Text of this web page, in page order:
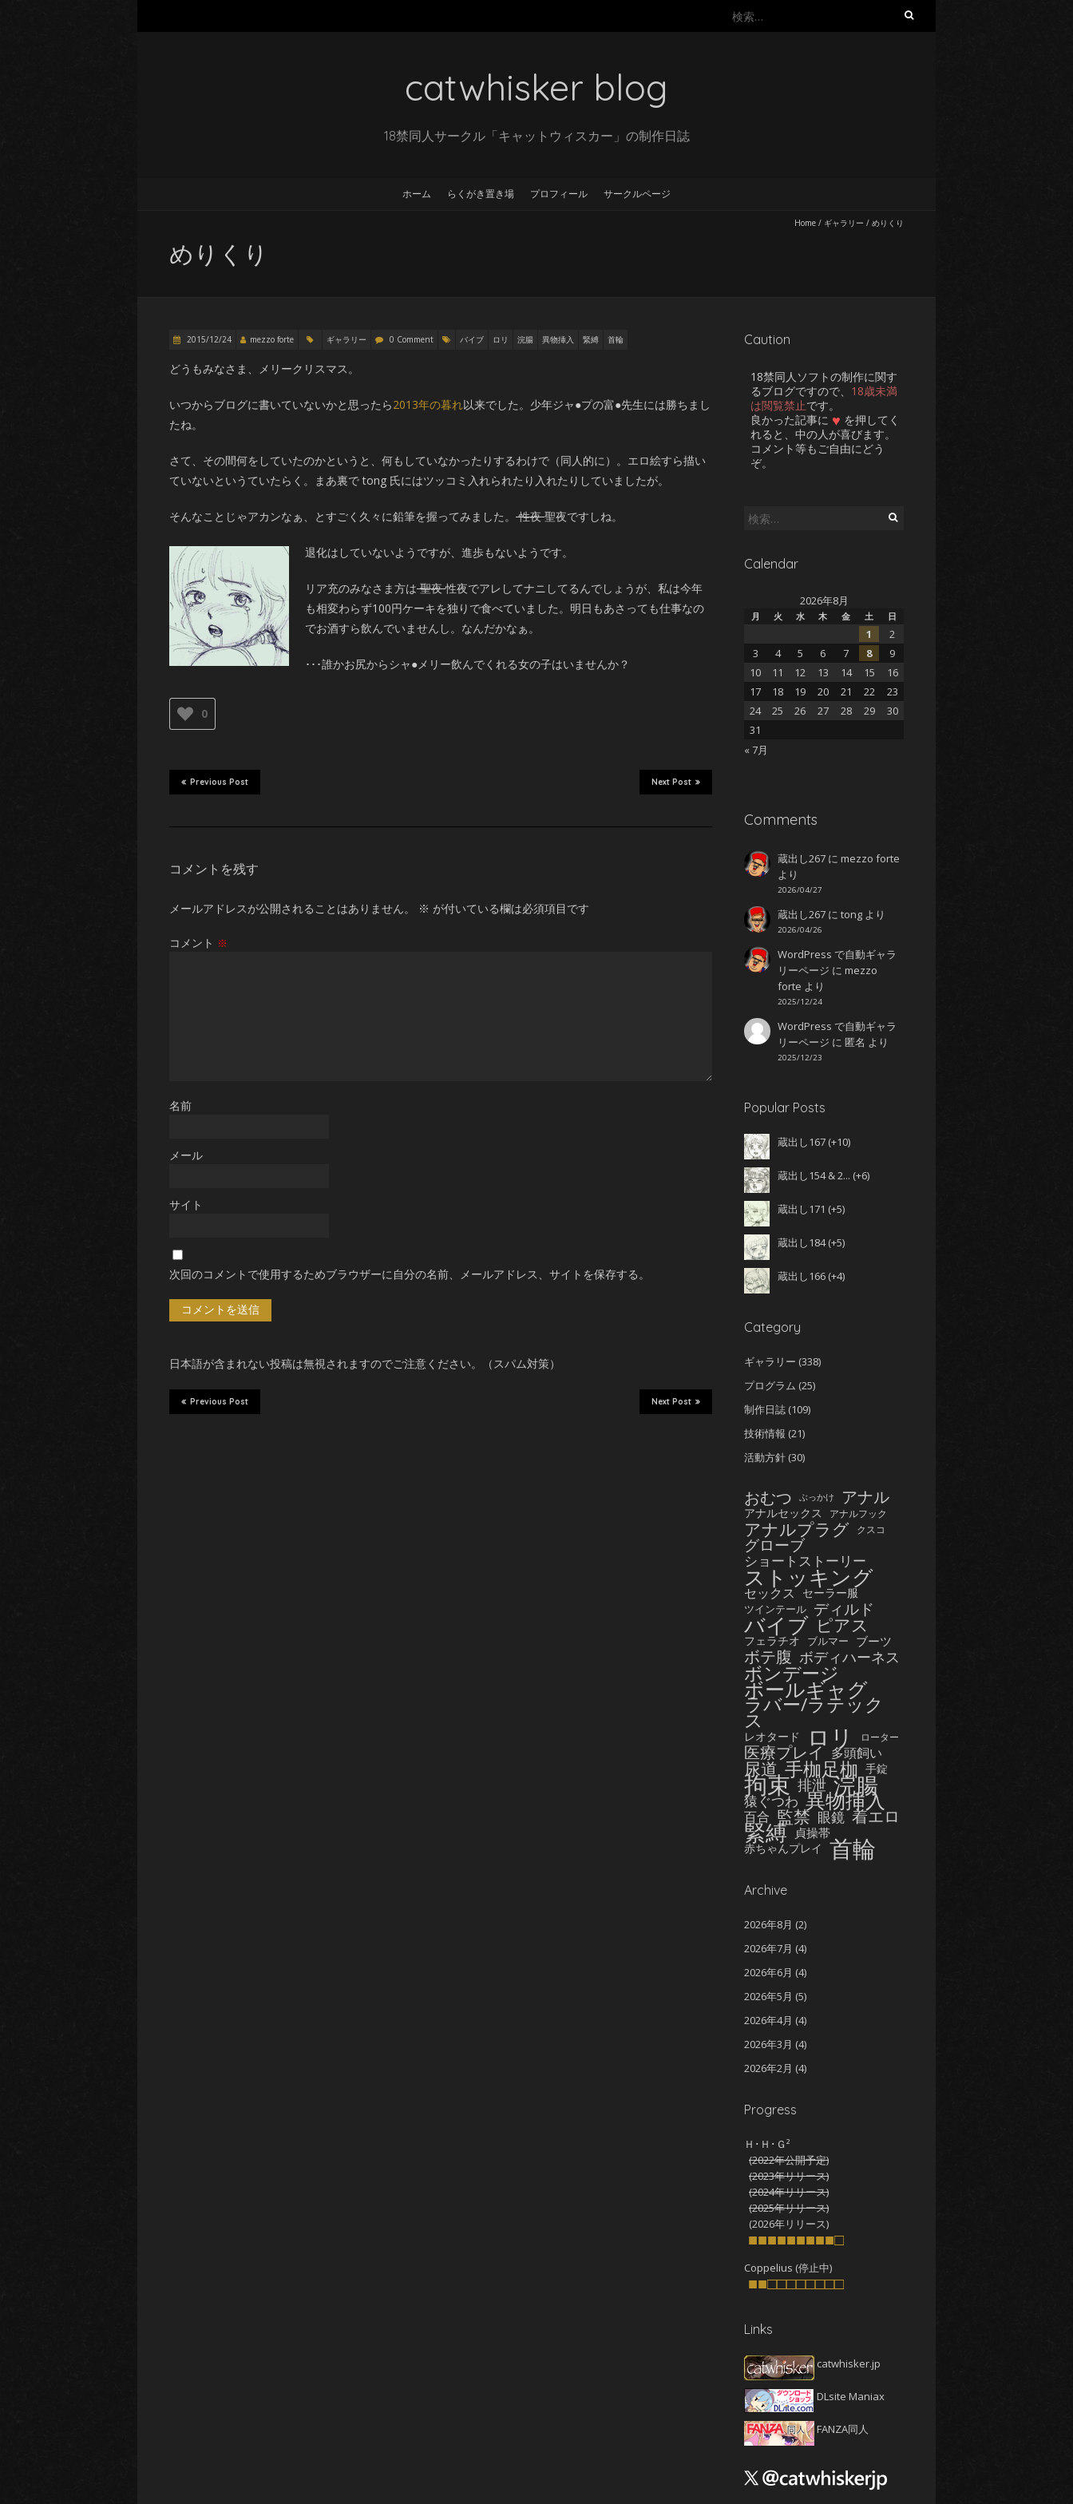
検
catwhisker blog
18禁同人サークル「キャットウィスカー」の制作日誌
ホーム らくがき置き場 プロフィール サークルページ
Home / ギャラリー / めりくり
めりくり
2015/12/24 mezzo forte ギャラリー 0 Comment バイブ ロリ 浣腸 異物挿入 緊縛 首輪
どうもみなさま、メリークリスマス。
いつからブログに書いていないかと思ったら2013年の暮れ以来でした。少年ジャ●プの富●先生には勝ちまし
たね。
さて、その間何をしていたのかというと、何もしていなかったりするわけで（同人的に）。エロ絵すら描い
ていないというていたらく。まあ裏で tong 氏にはツッコミ入れられたり入れたりしていましたが。
そんなことじゃアカンなぁ、とすごく久々に鉛筆を握ってみました。 性夜聖夜ですしね。
退化はしていないようですが、進歩もないようです。
リア充のみなさま方は聖夜性夜でアレしてナニしてるんでしょうが、私は今年
も相変わらず100円ケーキを独りで食べていました。明日もあさっても仕事なの
でお酒すら飲んでいませんし。なんだかなぁ。
･･･誰かお尻からシャ●メリー飲んでくれる女の子はいませんか？
0
Next Post
Previous Post
コメントを残す
メールアドレスが公開されることはありません。 ※ が付いている欄は必須項目です
コメント ※
名前
メール
サイト
次回のコメントで使用するためブラウザーに自分の名前、メールアドレス、サイトを保存する。
日本語が含まれない投稿は無視されますのでご注意ください。（スパム対策）
Next Post
Previous Post
Caution
18禁同人ソフトの制作に関す
るブログですので、 18歳未満
は閲覧禁止です。
良かった記事に ♥ を押してく
れると、中の人が喜びます。
コメント等もご自由にどう
ぞ。
検
Calendar
2026年8月
月 火 水 木 金 土 日
1
2
3
4 5 6 7 8
9
10
11 12 13 14 15
16
17
18 19 20 21 22
23
24
25 26 27 28 29
30
31
« 7月
Comments
蔵出し267 にmezzo forte
より
2026/04/27
蔵出し267 にtong より
2026/04/26
WordPress で自動ギャラ
リーページ にmezzo
forte より
2025/12/24
WordPress で自動ギャラ
リーページ に匿名 より
2025/12/23
Popular Posts
蔵出し167 +10
蔵出し154 & 2... +6
蔵出し171 +5
蔵出し184 +5
蔵出し166 +4
Category
ギャラリー (338)
プログラム (25)
制作日誌 (109)
技術情報 (21)
活動方針 (30)
おむつ ぶっかけ アナル
アナルセックス アナルフック
アナルプラグ クスコ
グローブ
ショートストーリー
ストッキング
セックス セーラー服
ツインテール ディルド
バイブ ピアス
フェラチオ ブルマー ブーツ
ボテ腹 ボディハーネス
ボンデージ
ボールギャグ
ラバー/ラテック
ス
レオタード ロリ ローター
医療プレイ 多頭飼い
尿道 手枷足枷 手錠
拘束 排泄 浣腸
猿ぐつわ 異物挿入
百合 監禁 眼鏡 着エロ
緊縛 貞操帯
赤ちゃんプレイ 首輪
Archive
2026年8月 (2)
2026年7月 (4)
2026年6月 (4)
2026年5月 (5)
2026年4月 (4)
2026年3月 (4)
2026年2月 (4)
2025年12月
2025年11月
2025年10月(4)
2025年9月 (4)
2025年8月(5)
2025年7月(4)
(4)
2025年5月(5)
2025年3月
2025年2月(4)
2025年1月(5)
2024年12月(5)
2024年11月(5)
2024年9月(4)
Progress
Ｈ･Ｈ･Ｇ²
(2022年公開予定)
(2023年リリース)
(2024年リリース)
(2025年リリース)
(2026年リリース)
■■■■■■■■■□
Coppelius (停止中)
■■□□□□□□□□
Links
catwhisker.jp
DLsite Maniax
FANZA同人